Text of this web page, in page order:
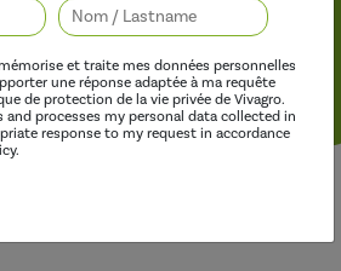
et traite mes données personnelles
une réponse adaptée à ma requête
de protection de la vie privée de Vivagro.
and processes my personal data collected in
response to my request in accordance